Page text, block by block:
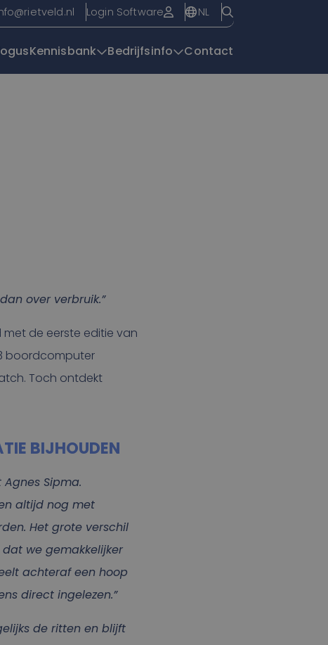
Login Software NL
Kennisbank Bedrijfsinfo Contact
over verbruik.”
met de eerste editie van
boordcomputer
Toch ontdekt
BIJHOUDEN
Sipma.
altijd nog met
Het grote verschil
we gemakkelijker
achteraf een hoop
direct ingelezen.”
de ritten en blijft